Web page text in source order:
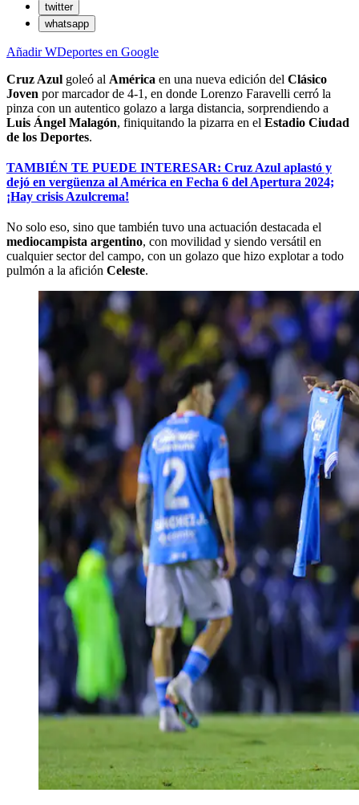
twitter
whatsapp
Añadir WDeportes en Google
Cruz Azul goleó al América en una nueva edición del Clásico
Joven por marcador de 4-1, en donde Lorenzo Faravelli cerró la
pinza con un autentico golazo a larga distancia, sorprendiendo a
Luis Ángel Malagón, finiquitando la pizarra en el Estadio Ciudad
de los Deportes.
TAMBIÉN TE PUEDE INTERESAR: Cruz Azul aplastó y
dejó en vergüenza al América en Fecha 6 del Apertura 2024;
¡Hay crisis Azulcrema!
No solo eso, sino que también tuvo una actuación destacada el
mediocampista argentino, con movilidad y siendo versátil en
cualquier sector del campo, con un golazo que hizo explotar a todo
pulmón a la afición Celeste.